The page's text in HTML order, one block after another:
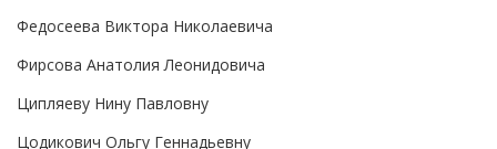
Федосеева Виктора Николаевича
Фирсова Анатолия Леонидовича
Ципляеву Нину Павловну
Цодикович Ольгу Геннадьевну